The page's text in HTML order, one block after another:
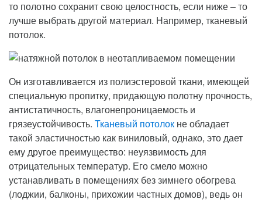
то полотно сохранит свою целостность, если ниже – то
лучше выбрать другой материал. Например, тканевый
потолок.
Он изготавливается из полиэстеровой ткани, имеющей
специальную пропитку, придающую полотну прочность,
антистатичность, влагонепроницаемость и
грязеустойчивость. Тканевый потолок не обладает
такой эластичностью как виниловый, однако, это дает
ему другое преимущество: неуязвимость для
отрицательных температур. Его смело можно
устанавливать в помещениях без зимнего обогрева
(лоджии, балконы, прихожии частных домов), ведь он